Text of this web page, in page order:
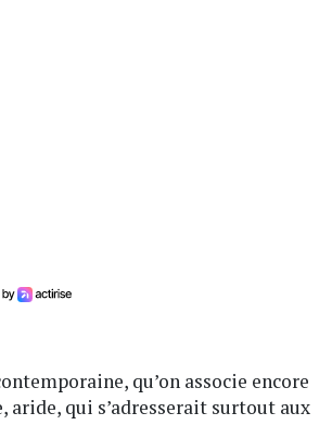
qu’on associe encore
aride, qui s’adresserait surtout aux